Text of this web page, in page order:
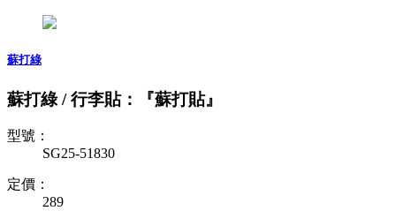
蘇打綠
蘇打綠 / 行李貼：『蘇打貼』
型號：
SG25-51830
定價：
289